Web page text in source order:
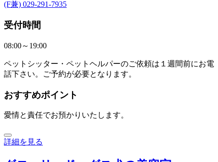
(F兼) 029-291-7935
受付時間
08:00～19:00
ペットシッター・ペットヘルパーのご依頼は１週間前にお電
話下さい。ご予約が必要となります。
おすすめポイント
愛情と責任でお預かりいたします。
詳細を見る